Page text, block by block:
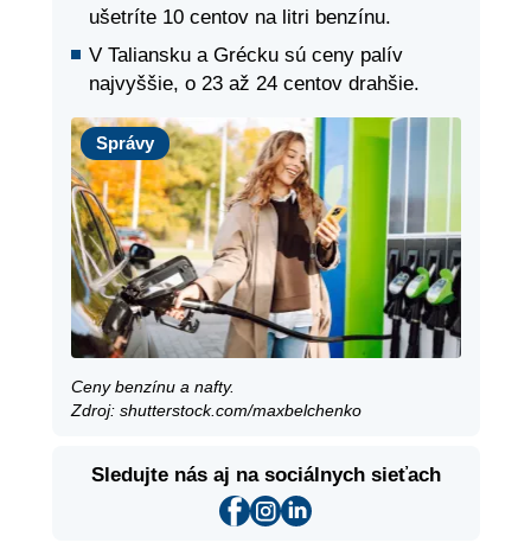
ušetríte 10 centov na litri benzínu.
V Taliansku a Grécku sú ceny palív
najvyššie, o 23 až 24 centov drahšie.
Správy
Správy
Ceny benzínu a nafty.
Zdroj: shutterstock.com/maxbelchenko
Sledujte nás aj na sociálnych sieťach